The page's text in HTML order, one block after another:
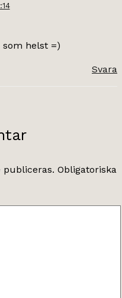
helst =)
Svara
publiceras. Obligatoriska